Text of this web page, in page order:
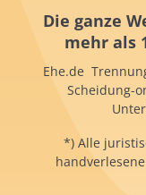
Die ganze
mehr als
Ehe.de
Scheidung-
*) Alle